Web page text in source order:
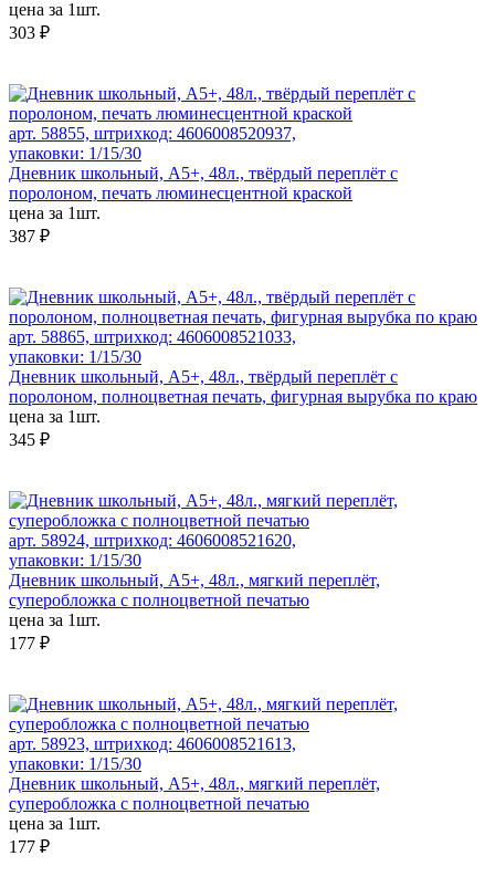
цена за 1шт.
303 ₽
арт. 58855, штрихкод: 4606008520937,
упаковки: 1/15/30
Дневник школьный, А5+, 48л., твёрдый переплёт с
поролоном, печать люминесцентной краской
цена за 1шт.
387 ₽
арт. 58865, штрихкод: 4606008521033,
упаковки: 1/15/30
Дневник школьный, А5+, 48л., твёрдый переплёт с
поролоном, полноцветная печать, фигурная вырубка по краю
цена за 1шт.
345 ₽
арт. 58924, штрихкод: 4606008521620,
упаковки: 1/15/30
Дневник школьный, А5+, 48л., мягкий переплёт,
суперобложка с полноцветной печатью
цена за 1шт.
177 ₽
арт. 58923, штрихкод: 4606008521613,
упаковки: 1/15/30
Дневник школьный, А5+, 48л., мягкий переплёт,
суперобложка с полноцветной печатью
цена за 1шт.
177 ₽